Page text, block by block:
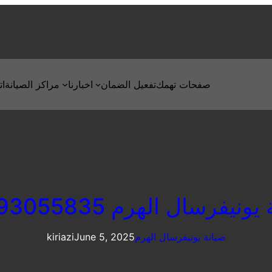
مراكز الصيانة اخبارنا تفعيل الضمانصفحات تهمك
الهرم 01093055835
kiriaziJune 5, 2025صيانة يونيفرسال الهرم